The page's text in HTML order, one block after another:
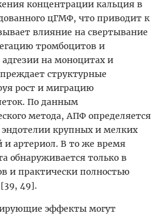
концентрации кальция в
цГМФ, что приводит к
влияние на свертывание
тромбоцитов и
на моноцитах и
структурные
рост и миграцию
По данным
метода, АПФ определяется
крупных и мелких
и артериол. В то же время
обнаруживается только в
и практически полностью
[39, 49].
эффекты могут